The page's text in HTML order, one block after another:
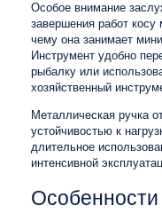
Особое внимание
завершения работ
чему она занимает
Инструмент удобно
рыбалку или
хозяйственный
Металлическая ручка
устойчивостью к
длительное
интенсивной